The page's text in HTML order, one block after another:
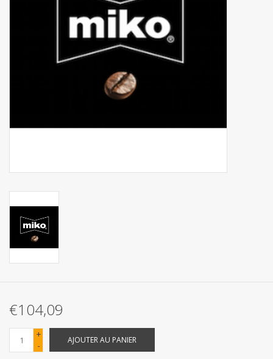
Bonbons pour la bonbonnière
Rouleaux de caisse thermiques
Fournitures de bureau
Produits Covid-19
Confiserie Saint-Nicolas
€104,09
+
-
AJOUTER AU PANIER